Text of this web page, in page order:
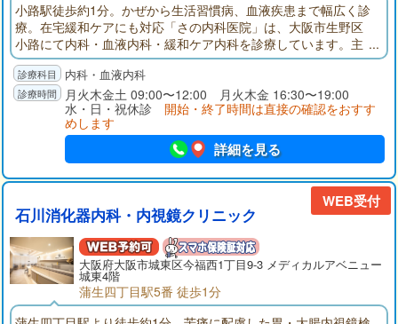
小路駅徒歩約1分。かぜから生活習慣病、血液疾患まで幅広く診
療。在宅緩和ケアにも対応「さの内科医院」は、大阪市生野区
小路にて内科・血液内科・緩和ケア内科を診療しています。主
な対象疾患は、かぜ、インフルエンザ、肺炎、腸炎、花粉症、
アレルギーのほか、高血圧症・糖尿病・脂質異常症といった生
活習慣病などです。また、血液検査を強みとしており、貧血、
多血症、関節リウマチ、白血病、悪性リンパ腫など血液にかか
わる病気の診断・治療にも対応しています。特に力を入れてい
る血液内科では、血液の成分・異常を調べることで、患者さま
の病気の状態や変化を把握し、改善のための治療につなげてい
ます。その一環として、全自動血球計数器や臨床化学分析装置
を院内に導入しており、血液検査の結果を受診当日にお伝えす
ることも可能です。また、緩和ケアにも対応しており、がん末
期の方や寝たきりの方を対象に、訪問診療も行っています。患
者さまが「何にお困りなのか」、「どのような医療を受けられ
たいのか」といった視点を重視し、お一人おひとりのお気持ち
に寄り添った診療を心がけています。「症状があるけれど、何
科を受診すればいいのかわからない」といったお悩みも気兼ね
なくご相談ください。当院は、Osaka Metro千日前線「小路駅」
内科・血液内科
月火木金土 09:00〜12:00 月火木金 16:30〜19:00
水・日・祝休診 開始・終了時間は直接の確認をおすす
めします
詳細を見る
WEB受付
石川消化器内科・内視鏡クリニック
大阪府大阪市城東区今福西1丁目9-3 メディカルアベニュー
城東4階
蒲生四丁目駅5番 徒歩1分